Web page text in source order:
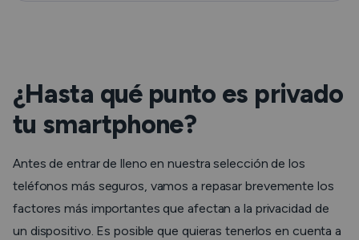
¿Hasta qué punto es privado
tu smartphone?
Antes de entrar de lleno en nuestra selección de los
teléfonos más seguros, vamos a repasar brevemente los
factores más importantes que afectan a la privacidad de
un dispositivo. Es posible que quieras tenerlos en cuenta a